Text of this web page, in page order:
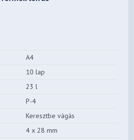
A4
10 lap
23 l
P-4
Keresztbe vágás
4 x 28 mm